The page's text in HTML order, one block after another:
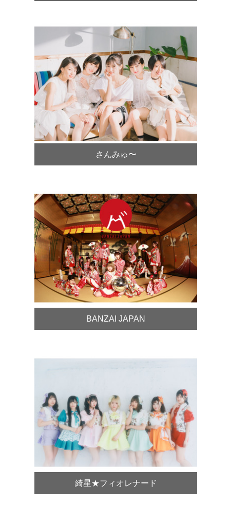
さんみゅ〜
BANZAI JAPAN
綺星★フィオレナード